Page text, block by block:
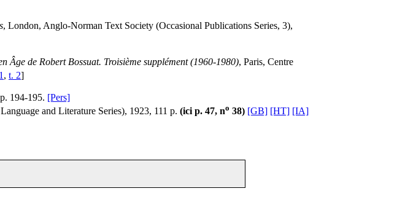
, London, Anglo-Norman Text Society (Occasional Publications Series, 3),
de Robert Bossuat. Troisième supplément (1960-1980), Paris, Centre
, t. 2]
194-195. [Pers]
and Literature Series), 1923, 111 p. (ici p. 47, no 38) [GB] [HT] [IA]